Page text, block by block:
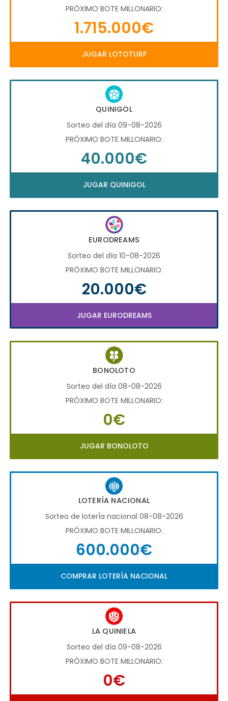
PRÓXIMO BOTE MILLONARIO:
1.715.000€
JUGAR LOTOTURF
QUINIGOL
Sorteo del día 09-08-2026
PRÓXIMO BOTE MILLONARIO:
40.000€
JUGAR QUINIGOL
EURODREAMS
Sorteo del día 10-08-2026
PRÓXIMO BOTE MILLONARIO:
20.000€
JUGAR EURODREAMS
BONOLOTO
Sorteo del día 08-08-2026
PRÓXIMO BOTE MILLONARIO:
0€
JUGAR BONOLOTO
LOTERÍA NACIONAL
Sorteo de loterÍa nacional 08-08-2026
PRÓXIMO BOTE MILLONARIO:
600.000€
COMPRAR LOTERÍA NACIONAL
LA QUINIELA
Sorteo del día 09-08-2026
PRÓXIMO BOTE MILLONARIO:
0€